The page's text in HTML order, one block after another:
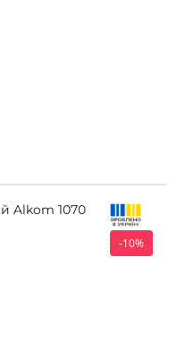
-10%
Alkom 1070